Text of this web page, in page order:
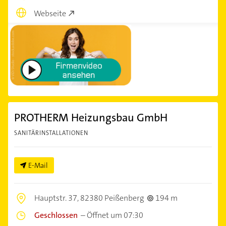
Webseite
PROTHERM Heizungsbau GmbH
SANITÄRINSTALLATIONEN
E-Mail
Hauptstr. 37,82380 Peißenberg
194 m
Geschlossen –Öffnet um 07:30